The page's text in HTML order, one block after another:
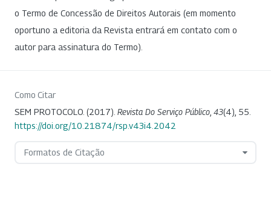
o Termo de Concessão de Direitos Autorais (em momento
oportuno a editoria da Revista entrará em contato com o
autor para assinatura do Termo).
Como Citar
SEM PROTOCOLO. (2017). Revista Do Serviço Público 43(4), 55.
https://doi.org/10.21874/rsp.v43i4.2042
Formatos de Citação